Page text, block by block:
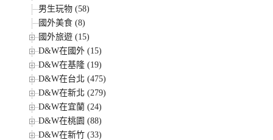
男生玩物 (58)
國外美食 (8)
國外旅遊 (15)
D&W在國外 (15)
D&W在基隆 (19)
D&W在台北 (475)
D&W在新北 (279)
D&W在宜蘭 (24)
D&W在桃園 (88)
D&W在新竹 (33)